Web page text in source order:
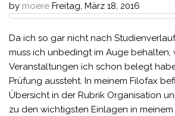
by moere Freitag, März 18, 2016
Da ich so gar nicht nach
muss ich unbedingt im Auge behalten,
Veranstaltungen ich schon belegt
Prüfung aussteht. In meinem Filofax
Übersicht in der Rubrik Organisation
zu den wichtigsten Einlagen in